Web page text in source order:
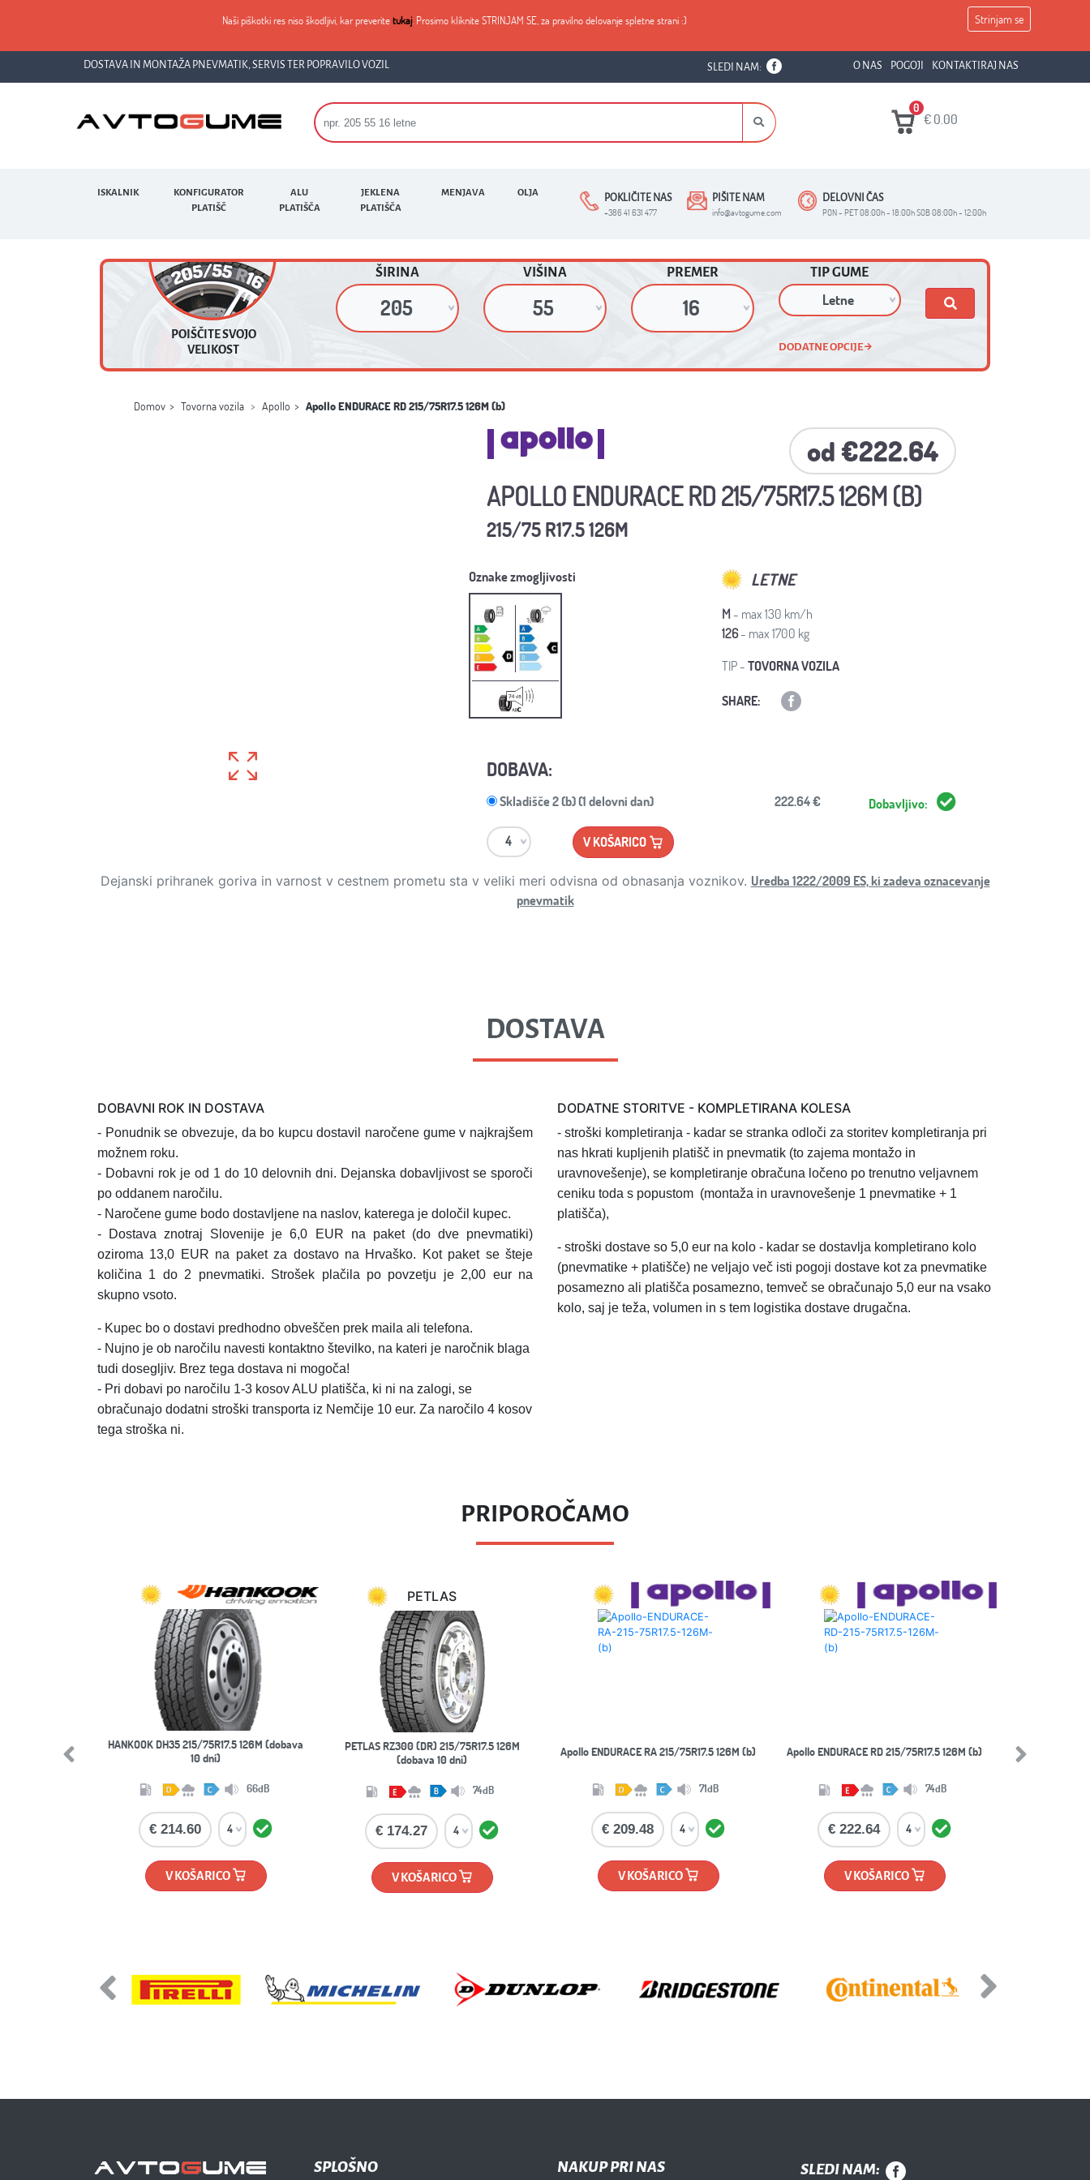
Naši piškotki res niso škodljivi, kar preveritetukaj. Prosimo kliknite STRINJAM SE, za pravilno delovanje spletne strani :) Strinjam se
DOSTAVA IN MONTAŽA PNEVMATIK, SERVIS TER POPRAVILO VOZIL SLEDI NAM: O NAS POGOJI KONTAKTIRAJ NAS
0
€0.00
ISKALNIK
KONFIGURATOR
PLATIŠČ
ALU
PLATIŠČA
JEKLENA
PLATIŠČA
MENJAVA OLJA POKLIČITE NAS
+386 41 631 477
PIŠITE NAM
info@avtogume.com
DELOVNI ČAS
PON - PET 08:00h - 18:00h SOB 08:00h - 12:00h
POIŠČITE SVOJO
VELIKOST
ŠIRINA VIŠINA PREMER TIP GUME
DODATNE OPCIJE
Domov Tovorna vozila Apollo Apollo ENDURACE RD 215/75R17.5 126M (b)
od €222.64
APOLLO ENDURACE RD 215/75R17.5 126M (B)
215/75 R17.5 126M
Oznake zmogljivosti LETNE
M- max 130 km/h
126- max 1700 kg
TIP -TOVORNA VOZILA
SHARE:
DOBAVA:
Skladišče 2 (b) (1 delovni dan) 222.64 € Dobavljivo:
V KOŠARICO
Dejanski prihranek goriva in varnost v cestnem prometu sta v veliki meri odvisna od obnasanja voznikov. Uredba 1222/2009 ES, ki zadeva oznacevanje
pnevmatik
DOSTAVA
DOBAVNI ROK IN DOSTAVA
- Ponudnik se obvezuje, da bo kupcu dostavil naročene gume v najkrajšem
možnem roku.
- Dobavni rok je od 1 do 10 delovnih dni. Dejanska dobavljivost se sporoči
po oddanem naročilu.
- Naročene gume bodo dostavljene na naslov, katerega je določil kupec.
- Dostava znotraj Slovenije je 6,0 EUR na paket (do dve pnevmatiki)
oziroma 13,0 EUR na paket za dostavo na Hrvaško.
Kot paket se šteje
količina 1 do 2 pnevmatiki. Strošek plačila po povzetju je 2,00 eur na
skupno vsoto.
- Kupec bo o dostavi predhodno obveščen prek maila ali telefona.
- Nujno je ob naročilu navesti kontaktno številko, na kateri je naročnik blaga
tudi dosegljiv. Brez tega dostava ni mogoča!
- Pri dobavi po naročilu 1-3 kosov ALU platišča, ki ni na zalogi, se
obračunajo dodatni stroški transporta iz Nemčije 10 eur. Za naročilo 4 kosov
tega stroška ni.
DODATNE STORITVE - KOMPLETIRANA KOLESA
- stroški kompletiranja - kadar se stranka odloči za storitev kompletiranja pri
nas hkrati kupljenih platišč in pnevmatik (to zajema montažo in
uravnovešenje), se kompletiranje obračuna ločeno po trenutno veljavnem
ceniku toda s popustom (montaža in uravnovešenje 1 pnevmatike + 1
platišča),
- stroški dostave so 5,0 eur na kolo - kadar se dostavlja kompletirano kolo
(pnevmatike + platišče) ne veljajo več isti pogoji dostave kot za pnevmatike
posamezno ali platišča posamezno, temveč se obračunajo 5,0 eur na vsako
kolo, saj je teža, volumen in s tem logistika dostave drugačna.
PRIPOROČAMO
HANKOOK DH35 215/75R17.5 126M (dobava
10 dni)
66dB
€ 214.60
V KOŠARICO
PETLAS
PETLAS RZ300 (DR) 215/75R17.5 126M
(dobava 10 dni)
74dB
€ 174.27
V KOŠARICO
Apollo ENDURACE RA 215/75R17.5 126M (b)
71dB
€ 209.48
V KOŠARICO
Apollo ENDURACE RD 215/75R17.5 126M (b)
74dB
€ 222.64
V KOŠARICO
Next
Previous
Next
SPLOŠNO NAKUP PRI NAS SLEDI NAM: